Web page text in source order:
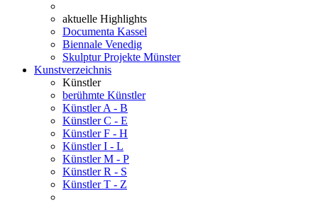
aktuelle Highlights
Documenta Kassel
Biennale Venedig
Skulptur Projekte Münster
Kunstverzeichnis
Künstler
berühmte Künstler
Künstler A - B
Künstler C - E
Künstler F - H
Künstler I - L
Künstler M - P
Künstler R - S
Künstler T - Z